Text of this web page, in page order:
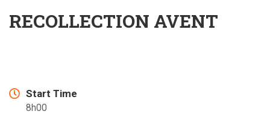
RECOLLECTION AVENT
Start Time
8h00